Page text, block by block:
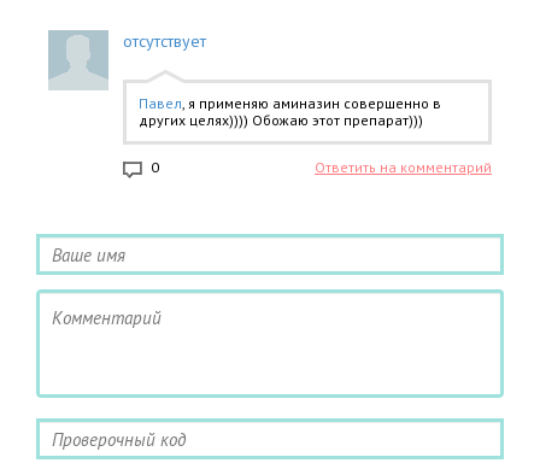
отсутствует
Павел, я применяю аминазин совершенно в
других целях)))) Обожаю этот препарат)))
0 Ответить на комментарий